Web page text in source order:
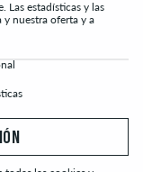
Las estadísticas y las
y nuestra oferta y a